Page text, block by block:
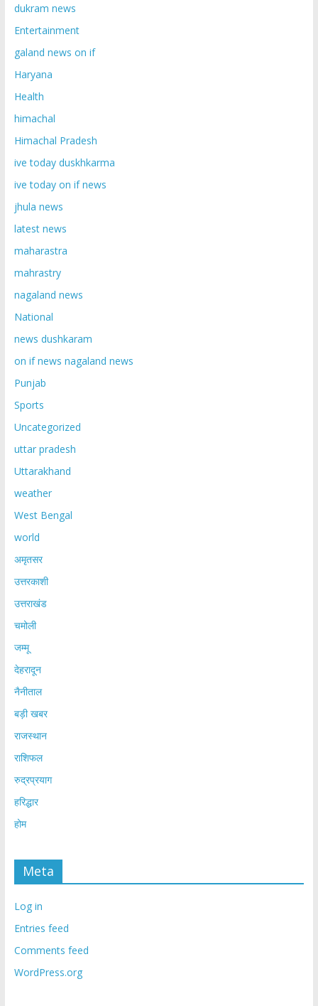
dukram news
Entertainment
galand news on if
Haryana
Health
himachal
Himachal Pradesh
ive today duskhkarma
ive today on if news
jhula news
latest news
maharastra
mahrastry
nagaland news
National
news dushkaram
on if news nagaland news
Punjab
Sports
Uncategorized
uttar pradesh
Uttarakhand
weather
West Bengal
world
अमृतसर
उत्तरकाशी
उत्तराखंड
चमोली
जम्मू
देहरादून
नैनीताल
बड़ी खबर
राजस्थान
राशिफल
रुद्रप्रयाग
हरिद्धार
होम
Meta
Log in
Entries feed
Comments feed
WordPress.org